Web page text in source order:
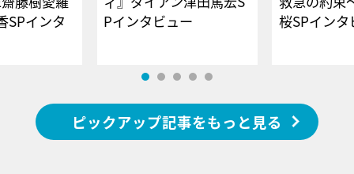
SPインタ
Pインタビュー
桜SPイ
ピックアップ記事をもっと見る